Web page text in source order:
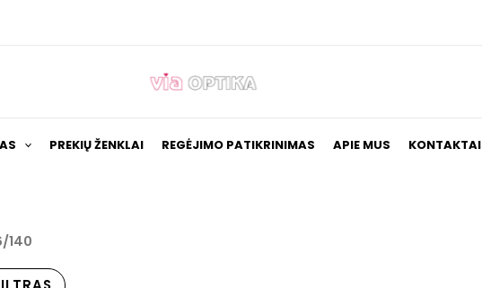
PREKIŲ ŽENKLAI REGĖJIMO PATIKRINIMAS APIE MUS KONTAKTAI
140